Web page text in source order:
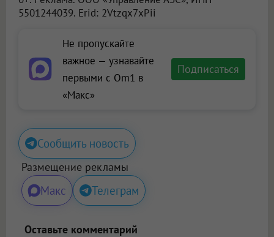
5501244039. Erid: 2Vtzqx7xPii
Не пропускайте
важное — узнавайте
первыми с Om1 в
«Макс»
Подписаться
Сообщить новость
Размещение рекламы
Макс Телеграм
Оставьте комментарий